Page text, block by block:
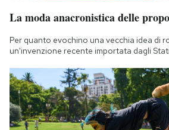
La moda anacronistica delle
Per quanto evochino una vecchia idea di
un'invenzione recente importata dagli